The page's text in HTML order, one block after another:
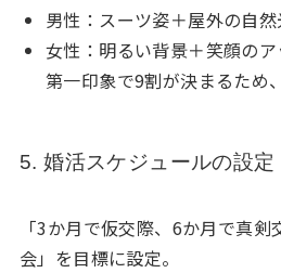
男性：スーツ姿＋屋外の自
女性：明るい背景＋笑顔の
第一印象で9割が決まるため
5. 婚活スケジュールの設定
「3か月で仮交際、6か月で真
会」を目標に設定。